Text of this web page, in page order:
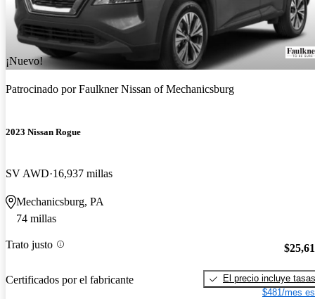
¡Nuevo!
Patrocinado porFaulkner Nissan of Mechanicsburg
2023 Nissan Rogue
SV AWD 16,937 millas
Mechanicsburg, PA
74 millas
Trato justo
Certificados por el fabricante
El precio incluye tasas
$481/mes